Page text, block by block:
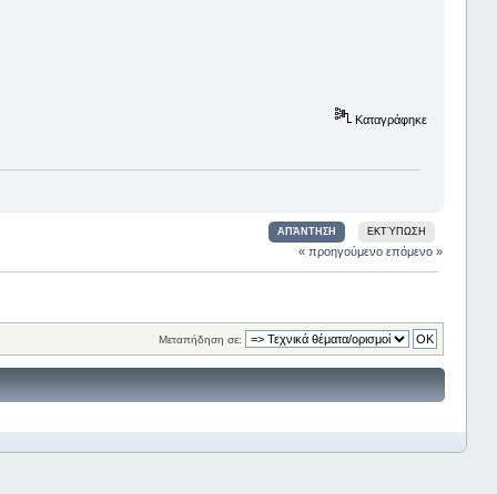
Καταγράφηκε
ΑΠΆΝΤΗΣΗ ΕΚΤΎΠΩΣΗ
« προηγούμενο επόμενο »
Μεταπήδηση σε: